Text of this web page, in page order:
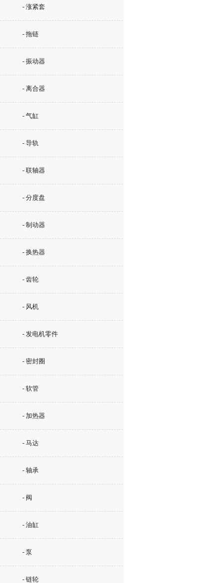
- 涨紧套
- 拖链
- 振动器
- 离合器
- 气缸
- 导轨
- 联轴器
- 分度盘
- 制动器
- 换热器
- 齿轮
- 风机
- 发电机零件
- 密封圈
- 软管
- 加热器
- 马达
- 轴承
- 阀
- 油缸
- 泵
- 链轮